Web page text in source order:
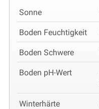
Sonne
Boden Feuchtigkeit
Boden Schwere
Boden pH-Wert
Winterhärte